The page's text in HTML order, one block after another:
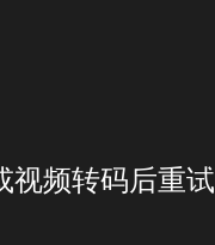
视频转码后重试